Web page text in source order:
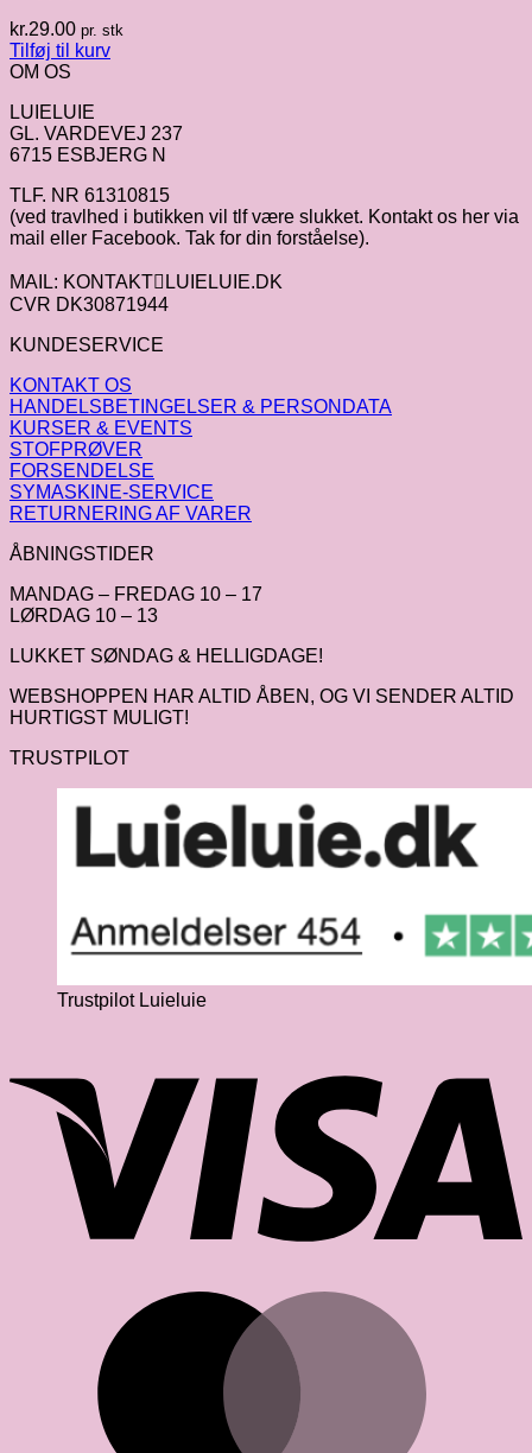
kr.29.00 pr. stk
Tilføj til kurv
OM OS
LUIELUIE
GL. VARDEVEJ 237
6715 ESBJERG N
TLF. NR 61310815
(ved travlhed i butikken vil tlf være slukket. Kontakt os her via
mail eller Facebook. Tak for din forståelse).
MAIL: KONTAKTLUIELUIE.DK
CVR DK30871944
KUNDESERVICE
KONTAKT OS
HANDELSBETINGELSER & PERSONDATA
KURSER & EVENTS
STOFPRØVER
FORSENDELSE
SYMASKINE-SERVICE
RETURNERING AF VARER
ÅBNINGSTIDER
MANDAG – FREDAG 10 – 17
LØRDAG 10 – 13
LUKKET SØNDAG & HELLIGDAGE!
WEBSHOPPEN HAR ALTID ÅBEN, OG VI SENDER ALTID
HURTIGST MULIGT!
TRUSTPILOT
Trustpilot Luieluie